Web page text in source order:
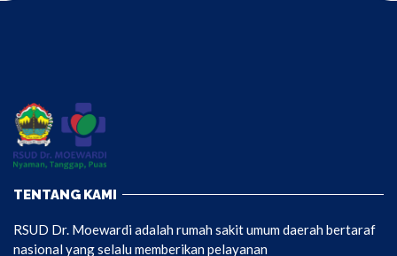
TENTANG KAMI
RSUD Dr. Moewardi adalah rumah sakit umum daerah bertaraf
nasional yang selalu memberikan pelayanan